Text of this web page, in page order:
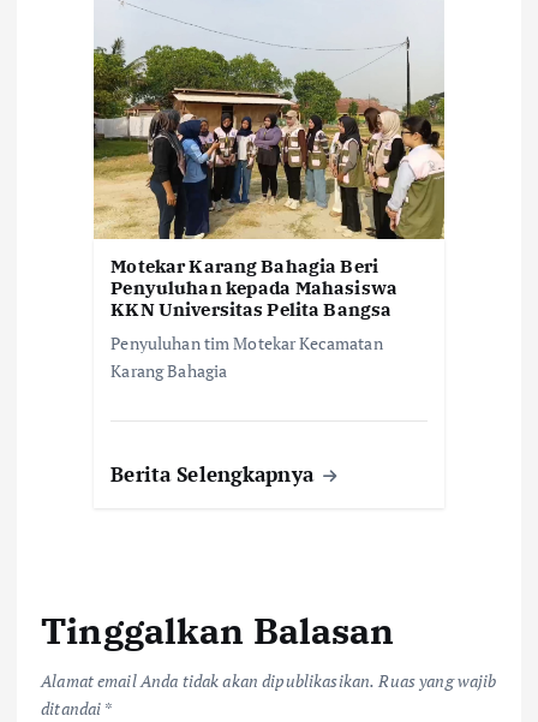
Motekar Karang Bahagia Beri
Penyuluhan kepada Mahasiswa
KKN Universitas Pelita Bangsa
Penyuluhan tim Motekar Kecamatan
Karang Bahagia
Berita Selengkapnya
Tinggalkan Balasan
Alamat email Anda tidak akan dipublikasikan. Ruas yang wajib
ditandai *